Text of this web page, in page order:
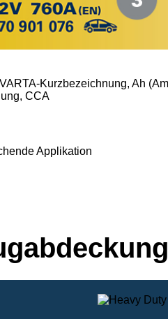
Kurzbezeichnung, Ah
CCA
Applikation